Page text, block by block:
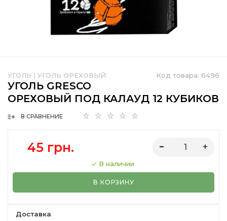
Код товара: 6496
УГОЛЬ | УГОЛЬ ОРЕХОВЫЙ
УГОЛЬ GRESCO
ОРЕХОВЫЙ ПОД КАЛАУД 12 КУБИКОВ
В СРАВНЕНИЕ
45 грн.
В наличии
В КОРЗИНУ
Доставка